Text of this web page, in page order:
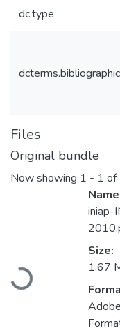
dc.type
Files
Original bundle
Now showing 1 - 1 of
Loading...
iniap-
Size:
1.67